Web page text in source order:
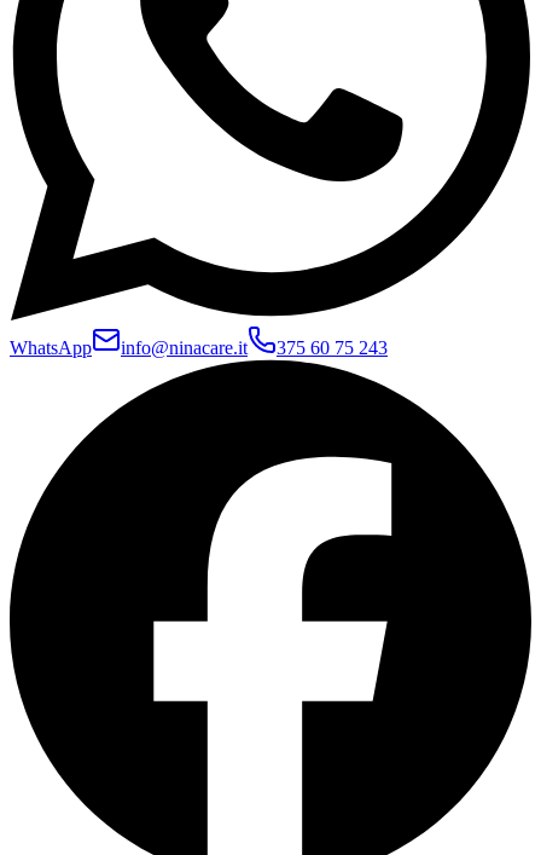
WhatsApp info@ninacare.it 375 60 75 243